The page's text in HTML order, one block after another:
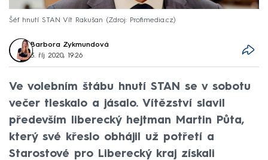
Šéf hnutí STAN Vít Rakušan Zdroj: Profimedia.cz
Barbora Zykmundová
3. říj 2020, 19:26
Ve volebním štábu hnutí STAN se v sobotu
večer tleskalo a jásalo. Vítězství slavil
především liberecký hejtman Martin Půta,
který své křeslo obhájil už potřetí a
Starostové pro Liberecký kraj získali